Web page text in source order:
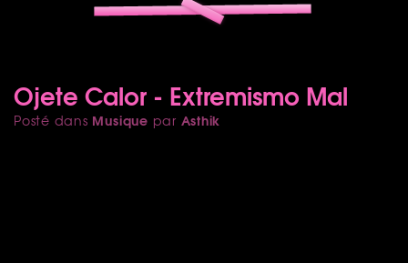
Ojete Calor - Extremismo Mal
Posté dans Musique par Asthik